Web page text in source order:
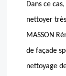
Dans ce
nettoyer
MASSON
de façade
nettoyage